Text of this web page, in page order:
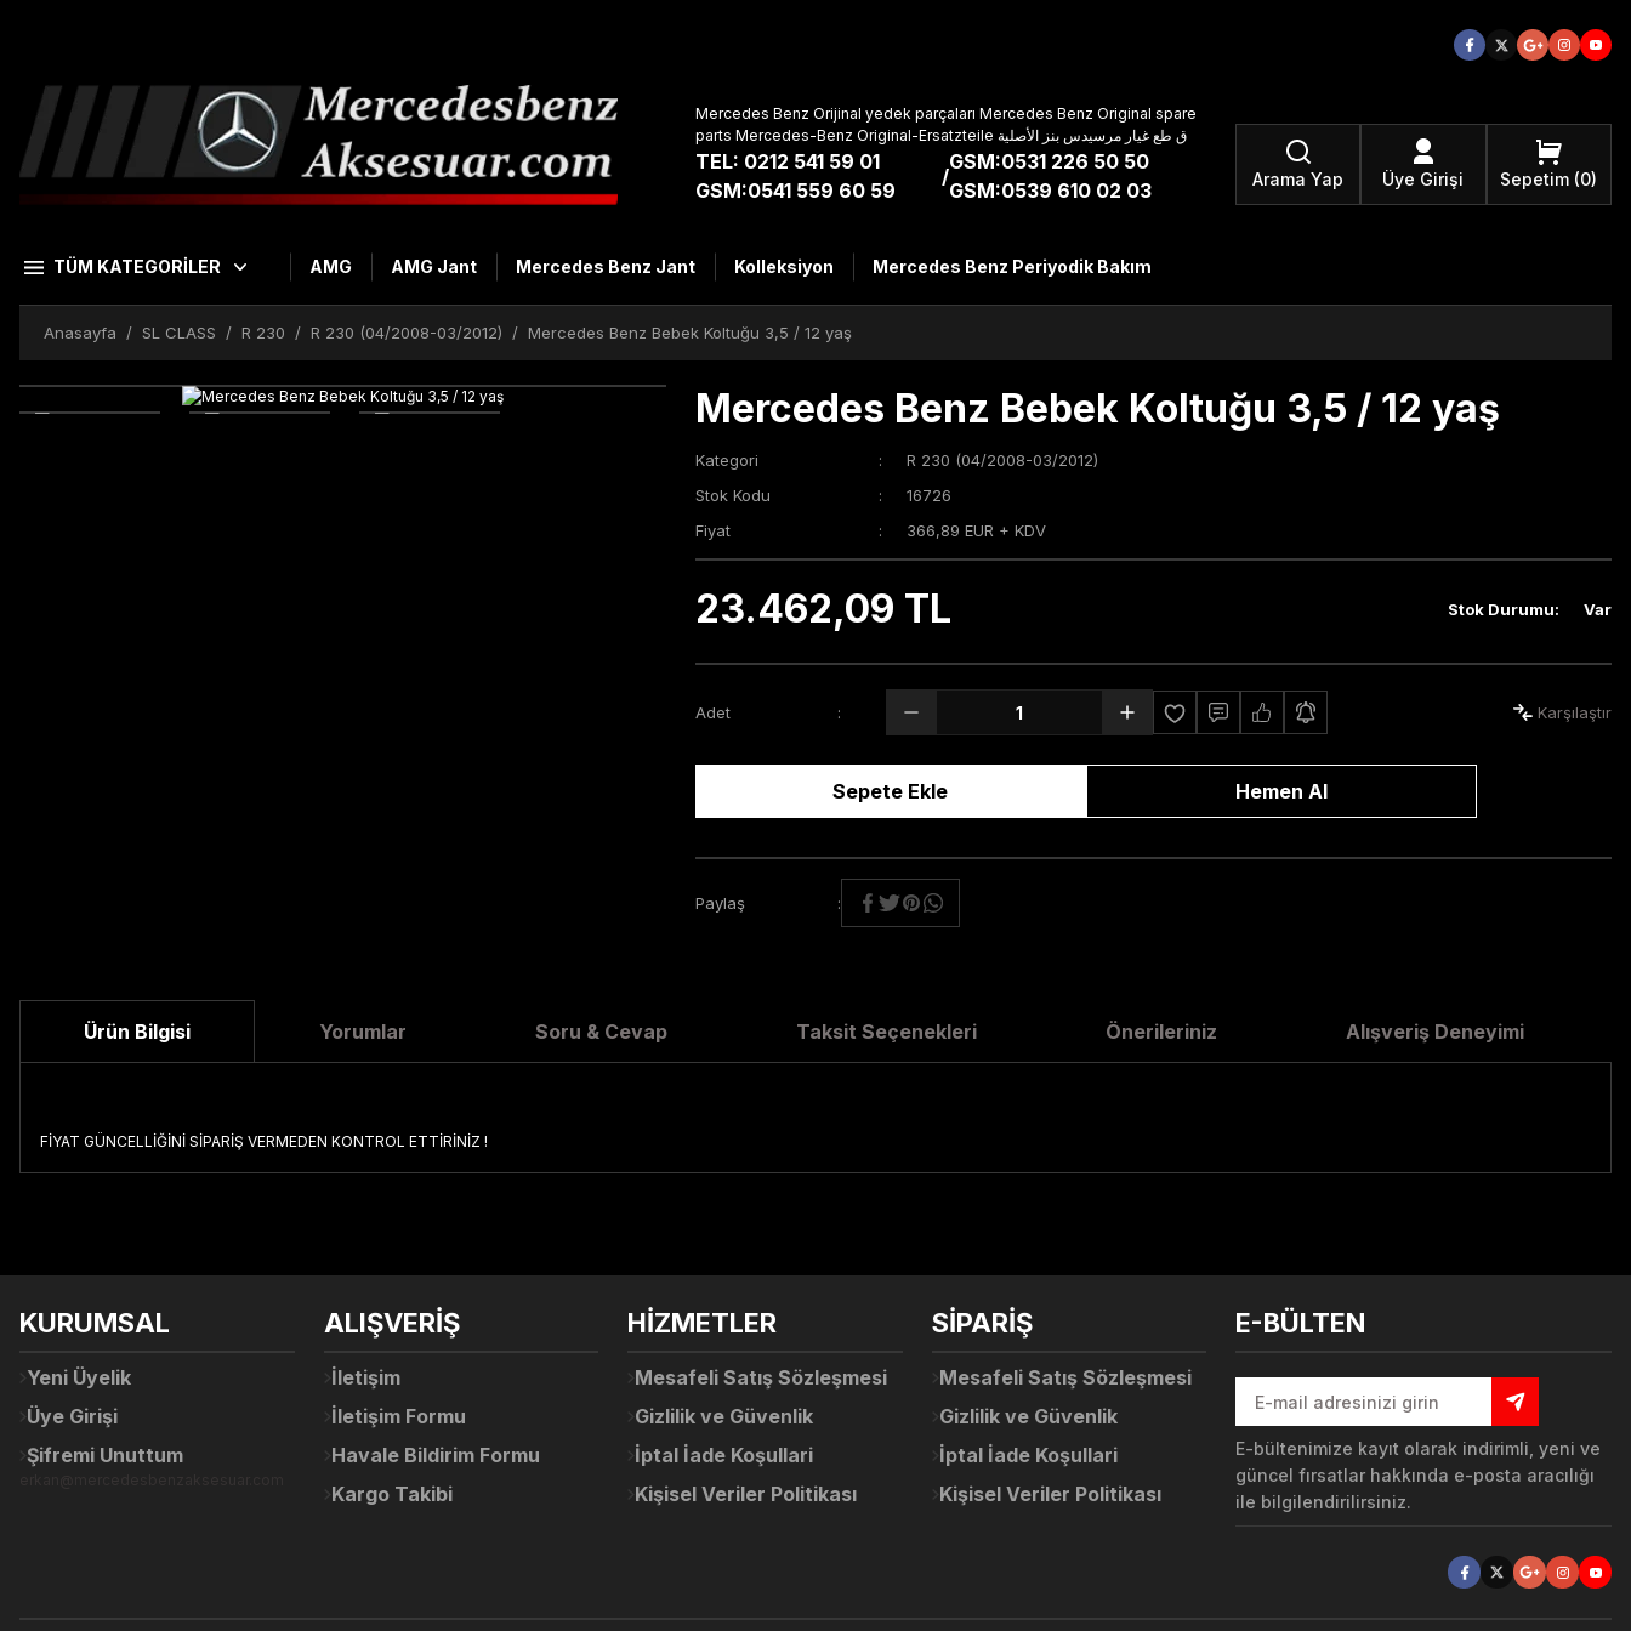
Mercedes Benz Orijinal yedek parçaları Mercedes Benz Original spare
parts Mercedes-Benz Original-Ersatzteile ق طع غيار مرسيدس بنز الأصلية
TEL: 0212 541 59 01
GSM:0541 559 60 59
/
GSM:0531 226 50 50
GSM:0539 610 02 03
Arama Yap Üye Girişi Sepetim 0
TÜM KATEGORİLER AMG AMG Jant Mercedes Benz Jant Kolleksiyon Mercedes Benz Periyodik Bakım
Anasayfa SL CLASS R 230 R 230 (04/2008-03/2012) Mercedes Benz Bebek Koltuğu 3,5 / 12 yaş
Mercedes Benz Bebek Koltuğu 3,5 / 12 yaş
Kategori
R 230 (04/2008-03/2012)
Stok Kodu
16726
Fiyat
366,89 EUR + KDV
23.462,09 TL Stok Durumu: Var
Adet Karşılaştır
Sepete Ekle Hemen Al
Paylaş
Ürün Bilgisi Yorumlar Soru & Cevap Taksit Seçenekleri Önerileriniz Alışveriş Deneyimi
FİYAT GÜNCELLİĞİNİ SİPARİŞ VERMEDEN KONTROL ETTİRİNİZ !
Yorum Yaz
Ürün açıklamasında eksik bilgiler bulunuyor.
Bu ürüne benzer farklı alternatifler olmalı.
Deneyimini Paylaş
KURUMSAL
Yeni Üyelik
Üye Girişi
Şifremi Unuttum
ALIŞVERİŞ
İletişim
İletişim Formu
Havale Bildirim Formu
Kargo Takibi
HİZMETLER
Mesafeli Satış Sözleşmesi
Gizlilik ve Güvenlik
İptal İade Koşullari
Kişisel Veriler Politikası
SİPARİŞ
Mesafeli Satış Sözleşmesi
Gizlilik ve Güvenlik
İptal İade Koşullari
Kişisel Veriler Politikası
E-BÜLTEN
E-bültenimize kayıt olarak indirimli, yeni ve
güncel fırsatlar hakkında e-posta aracılığı
ile bilgilendirilirsiniz.